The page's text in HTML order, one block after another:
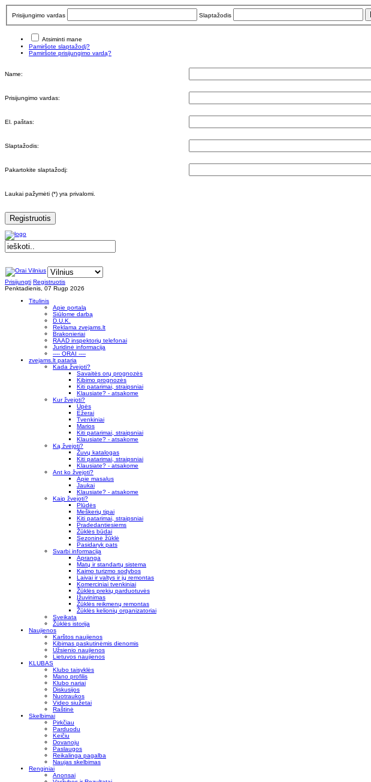
Prisijungimo vardas Slaptažodis
Atsiminti mane
Pamiršote slaptažodį?
Pamiršote prisijungimo vardą?
Name:
Prisijungimo vardas:
El. paštas:
Slaptažodis:
Pakartokite slaptažodį:
Laukai pažymėti (*) yra privalomi.
Registruotis
Prisijungti Registruotis
Penktadienis, 07 Rugp 2026
Titulinis
Apie portalą
Siūlome darbą
D.U.K.
Reklama zvejams.lt
Brakonieriai
RAAD inspektorių telefonai
Juridinė informacija
---- ORAI ----
zvejams.lt pataria
Kada žvejoti?
Savaitės orų prognozės
Kibimo prognozės
Kiti patarimai, straipsniai
Klausiate? - atsakome
Kur žvejoti?
Upės
Ežerai
Tvenkiniai
Marios
Kiti patarimai, straipsniai
Klausiate? - atsakome
Ką žvejoti?
Žuvų katalogas
Kiti patarimai, straipsniai
Klausiate? - atsakome
Ant ko žvejoti?
Apie masalus
Jaukai
Klausiate? - atsakome
Kaip žvejoti?
Plūdės
Meškerių tipai
Kiti patarimai, straipsniai
Pradedantiesiems
Žūklės būdai
Sezoninė žūklė
Pasidaryk pats
Svarbi informacija
Apranga
Matų ir standartų sistema
Kaimo turizmo sodybos
Laivai ir valtys ir jų remontas
Komerciniai tvenkiniai
Žūklės prekių parduotuvės
Įžuvinimas
Žūklės reikmenų remontas
Žūklės kelionių organizatoriai
Sveikata
Žūklės istorija
Naujienos
Karštos naujienos
Kibimas paskutinėmis dienomis
Užsienio naujienos
Lietuvos naujienos
KLUBAS
Klubo taisyklės
Mano profilis
Klubo nariai
Diskusijos
Nuotraukos
Video siužetai
Raštinė
Skelbimai
Pirkčiau
Parduodu
Keičiu
Dovanoju
Paslaugos
Reikalinga pagalba
Naujas skelbimas
Renginiai
Anonsai